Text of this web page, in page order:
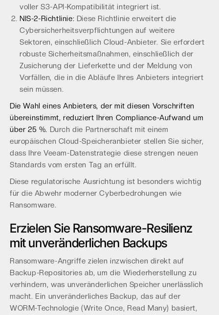
voller S3-API-Kompatibilität integriert ist.
NIS-2-Richtlinie: Diese Richtlinie erweitert die
Cybersicherheitsverpflichtungen auf weitere
Sektoren, einschließlich Cloud-Anbieter. Sie erfordert
robuste Sicherheitsmaßnahmen, einschließlich der
Zusicherung der Lieferkette und der Meldung von
Vorfällen, die in die Abläufe Ihres Anbieters integriert
sein müssen.
Die Wahl eines Anbieters, der mit diesen Vorschriften
übereinstimmt, reduziert Ihren Compliance-Aufwand um
über 25 %. Durch die Partnerschaft mit einem
europäischen Cloud-Speicheranbieter stellen Sie sicher,
dass Ihre Veeam-Datenstrategie diese strengen neuen
Standards vom ersten Tag an erfüllt.
Diese regulatorische Ausrichtung ist besonders wichtig
für die Abwehr moderner Cyberbedrohungen wie
Ransomware.
Erzielen Sie Ransomware-Resilienz
mit unveränderlichen Backups
Ransomware-Angriffe zielen inzwischen direkt auf
Backup-Repositories ab, um die Wiederherstellung zu
verhindern, was unveränderlichen Speicher unerlässlich
macht. Ein unveränderliches Backup, das auf der
WORM-Technologie (Write Once, Read Many) basiert,